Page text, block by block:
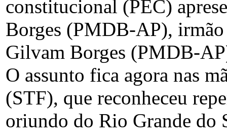
constitucional (PEC)
Borges (PMDB-AP),
Gilvam Borges (PMDB-
O assunto fica agora nas
(STF), que reconheceu
oriundo do Rio Grande do